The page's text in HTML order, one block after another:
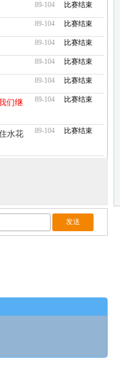
89-104 比赛结束
89-104 比赛结束
89-104 比赛结束
89-104 比赛结束
89-104 比赛结束
们继
89-104 比赛结束
水花
89-104 比赛结束